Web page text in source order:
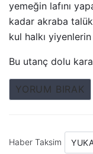
yemeğin lafını
kadar akraba
kul halkı
Bu utanç dolu
YORUM BIRAK
Haber Taksim